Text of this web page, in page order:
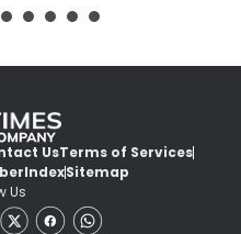
UsTerms of Services
IndexSitemap
Us